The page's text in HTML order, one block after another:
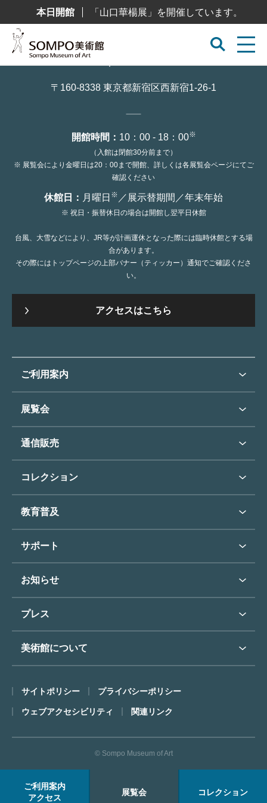
テ
本日開館 「山口華楊展」を開催しています。
ご利用案内
アクセス
展覧会 コレクション
〒160-8338 東京都新宿区西新宿1-26-1
開館時間： 10：00 - 18：00※
（入館は閉館30分前まで）
※ 展覧会により金曜日は20：00まで開館、詳しくは各展覧会ページにてご
確認ください
休館日： 月曜日 ※ ／展示替期間／年末年始
※ 祝日・振替休日の場合は開館し翌平日休館
台風、大雪などにより、JR等が計画運休となった際には臨時休館とする場
合があります。
その際にはトップページの上部バナー（ティッカー）通知でご確認くださ
い。
アクセスはこちら
ご利用案内
ご利用案内トップ
開館時間・休館日
アクセス
団体のご利用について
バリアフリー／小さなお子様
フロアマップ
ミュージアムショップ
カフェ
展覧会
展覧会・イベントトップ
次回の展覧会
展覧会スケジュール
過去の展覧会
通信販売
通信販売トップ
コレクション
コレクショントップ
東郷青児
コレクションハイライト
教育普及
教育普及トップ
オンラインで美術鑑賞
博物館実習について
サポート
よくあるご質問
東郷⻘児作品著作権申請
お知らせ
お知らせトップ
プレス
プレスリリーストップ
美術館について
ごあいさつ
コンセプト
沿革
FACEアーカイブス
サイトポリシー プライバシーポリシー
ウェブアクセシビリティ 関連リンク
© Sompo Museum of Art